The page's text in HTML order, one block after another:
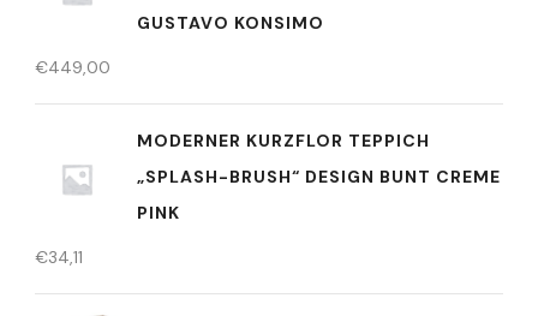
GUSTAVO KONSIMO
€449,00
MODERNER KURZFLOR TEPPICH
„SPLASH-BRUSH“ DESIGN BUNT CREME
PINK
€34,11